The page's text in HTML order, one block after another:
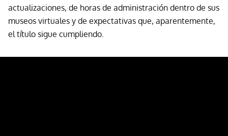
actualizaciones, de horas de administración dentro de sus
museos virtuales y de expectativas que, aparentemente,
el título sigue cumpliendo.